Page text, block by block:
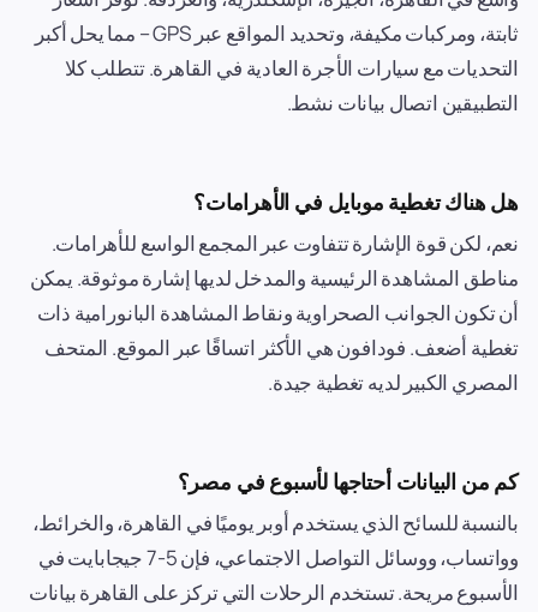
ثابتة، ومركبات مكيفة، وتحديد المواقع عبر GPS – مما يحل أكبر
التحديات مع سيارات الأجرة العادية في القاهرة. تتطلب كلا
التطبيقين اتصال بيانات نشط.
هل هناك تغطية موبايل في الأهرامات؟
نعم، لكن قوة الإشارة تتفاوت عبر المجمع الواسع للأهرامات.
مناطق المشاهدة الرئيسية والمدخل لديها إشارة موثوقة. يمكن
أن تكون الجوانب الصحراوية ونقاط المشاهدة البانورامية ذات
تغطية أضعف. فودافون هي الأكثر اتساقًا عبر الموقع. المتحف
المصري الكبير لديه تغطية جيدة.
كم من البيانات أحتاجها لأسبوع في مصر؟
بالنسبة للسائح الذي يستخدم أوبر يوميًا في القاهرة، والخرائط،
وواتساب، ووسائل التواصل الاجتماعي، فإن 5-7 جيجابايت في
الأسبوع مريحة. تستخدم الرحلات التي تركز على القاهرة بيانات